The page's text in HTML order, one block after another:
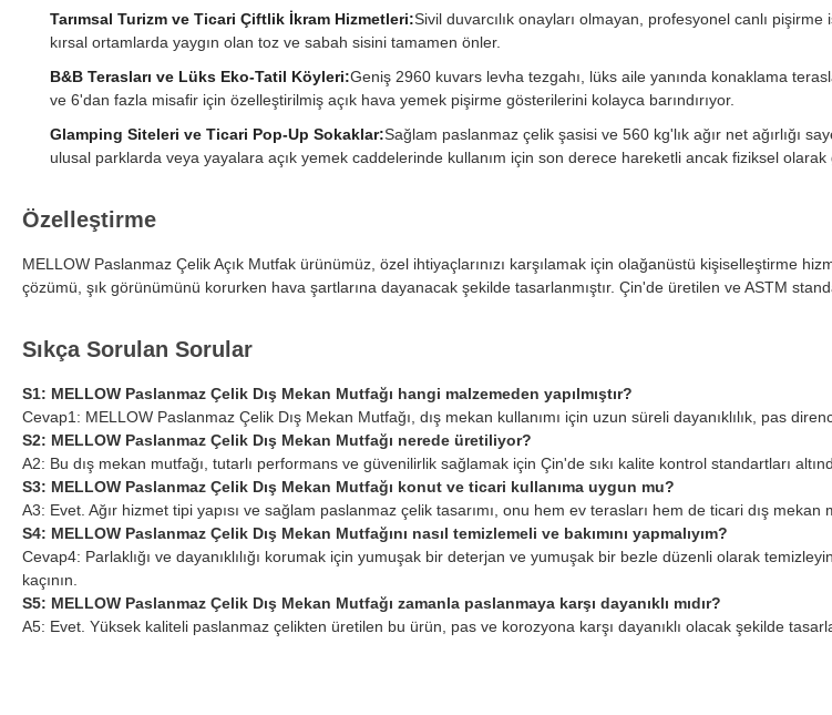
Tarımsal Turizm ve Ticari Çiftlik İkram Hizmetleri:Sivil duvarcılık onayları olmayan, profesyonel canlı pişirme
kırsal ortamlarda yaygın olan toz ve sabah sisini tamamen önler.
B&B Terasları ve Lüks Eko-Tatil Köyleri:Geniş 2960 kuvars levha tezgahı, lüks aile yanında konaklama
ve 6'dan fazla misafir için özelleştirilmiş açık hava yemek pişirme gösterilerini kolayca barındırıyor.
Glamping Siteleri ve Ticari Pop-Up Sokaklar:Sağlam paslanmaz çelik şasisi ve 560 kg'lık ağır net ağırlığı
ulusal parklarda veya yayalara açık yemek caddelerinde kullanım için son derece hareketli ancak fiziksel olarak
Özelleştirme
MELLOW Paslanmaz Çelik Açık Mutfak ürünümüz, özel ihtiyaçlarınızı karşılamak için olağanüstü kişiselleştirme
çözümü, şık görünümünü korurken hava şartlarına dayanacak şekilde tasarlanmıştır. Çin'de üretilen ve ASTM
Sıkça Sorulan Sorular
S1: MELLOW Paslanmaz Çelik Dış Mekan Mutfağı hangi malzemeden yapılmıştır?
Cevap1: MELLOW Paslanmaz Çelik Dış Mekan Mutfağı, dış mekan kullanımı için uzun süreli dayanıklılık, pas
S2: MELLOW Paslanmaz Çelik Dış Mekan Mutfağı nerede üretiliyor?
A2: Bu dış mekan mutfağı, tutarlı performans ve güvenilirlik sağlamak için Çin'de sıkı kalite kontrol standartları
S3: MELLOW Paslanmaz Çelik Dış Mekan Mutfağı konut ve ticari kullanıma uygun mu?
A3: Evet. Ağır hizmet tipi yapısı ve sağlam paslanmaz çelik tasarımı, onu hem ev terasları hem de ticari dış mekan
S4: MELLOW Paslanmaz Çelik Dış Mekan Mutfağını nasıl temizlemeli ve bakımını yapmalıyım?
Cevap4: Parlaklığı ve dayanıklılığı korumak için yumuşak bir deterjan ve yumuşak bir bezle düzenli olarak
kaçının.
S5: MELLOW Paslanmaz Çelik Dış Mekan Mutfağı zamanla paslanmaya karşı dayanıklı mıdır?
A5: Evet. Yüksek kaliteli paslanmaz çelikten üretilen bu ürün, pas ve korozyona karşı dayanıklı olacak şekilde